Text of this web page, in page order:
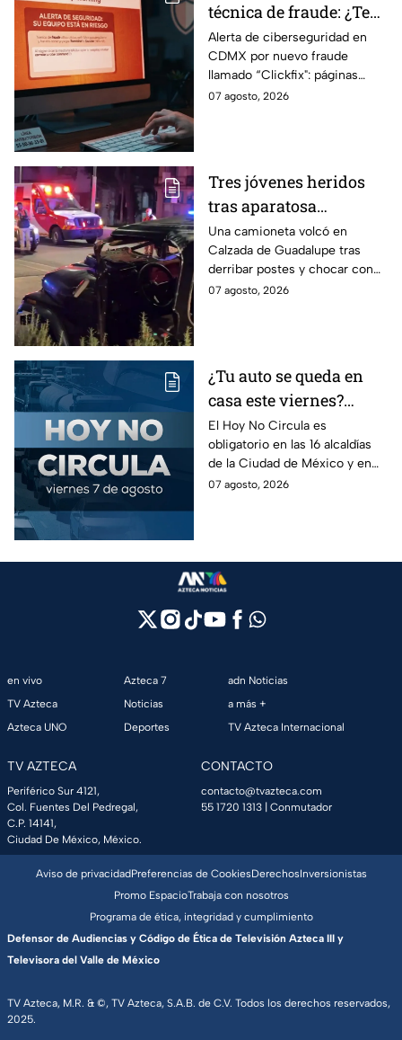
técnica de fraude: ¿Te
piden copiar códigos
extraños en la PC?
Cuidado, podrías ser
víctima del peligroso
Alerta de ciberseguridad en
CDMX por nuevo fraude
llamado “Clickfix": páginas
falsas que engañan para
07 agosto, 2026
Tres jóvenes heridos
tras aparatosa
volcadura en Tepeyac
Insurgentes y operativo
en la Juárez, mientras
dormía
Una camioneta volcó en
Calzada de Guadalupe tras
derribar postes y chocar con
un árbol, dejando a tres
07 agosto, 2026
¿Tu auto se queda en
casa este viernes?
Revisa el Hoy No
Circula de este 7 de
agosto
El Hoy No Circula es
obligatorio en las 16 alcaldías
de la Ciudad de México y en
los municipios conurbados del
07 agosto, 2026
en vivo
TV Azteca
Azteca UNO
Azteca 7
Noticias
Deportes
adn Noticias
a más +
TV Azteca Internacional
TV AZTECA
Periférico Sur 4121,
Col. Fuentes Del Pedregal,
C.P. 14141,
Ciudad De México, México.
CONTACTO
contacto@tvazteca.com
55 1720 1313 | Conmutador
TV Azteca, M.R. & ©, TV Azteca, S.A.B. de C.V. Todos los derechos reservados,
2025.
Aviso de privacidadPreferencias de CookiesDerechosInversionistas
Promo EspacioTrabaja con nosotros
Programa de ética, integridad y cumplimiento
Defensor de Audiencias y Código de Ética de Televisión Azteca III y
Televisora del Valle de México